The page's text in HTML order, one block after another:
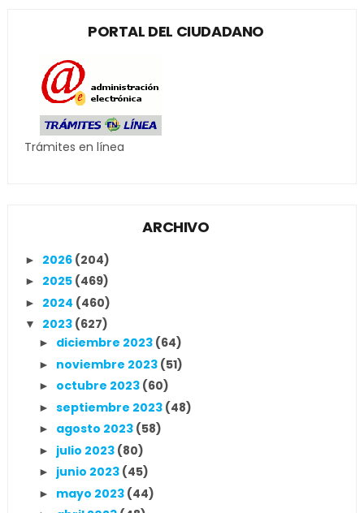
PORTAL DEL CIUDADANO
Trámites en línea
ARCHIVO
► 2026 (204)
► 2025 (469)
► 2024 (460)
▼ 2023 (627)
► diciembre 2023 (64)
► noviembre 2023 (51)
► octubre 2023 (60)
► septiembre 2023 (48)
► agosto 2023 (58)
► julio 2023 (80)
► junio 2023 (45)
► mayo 2023 (44)